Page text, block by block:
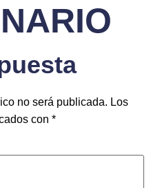
no será publicada. Los
con *